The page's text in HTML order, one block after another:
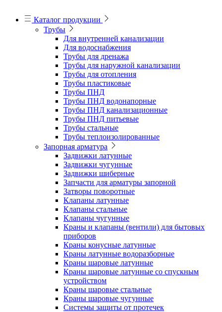
Каталог продукции
Трубы
Для внутренней канализации
Для водоснабжения
Трубы для дренажа
Трубы для наружной канализации
Трубы для отопления
Трубы пластиковые
Трубы ПНД
Трубы ПНД водонапорные
Трубы ПНД канализационные
Трубы ПНД питьевые
Трубы стальные
Трубы теплоизолированные
Запорная арматура
Задвижки латунные
Задвижки чугунные
Задвижки шиберные
Запчасти для арматуры запорной
Затворы поворотные
Клапаны латунные
Клапаны стальные
Клапаны чугунные
Краны и клапаны (вентили) для бытовых
приборов
Краны конусные латунные
Краны латунные водоразборные
Краны шаровые латунные
Краны шаровые латунные со спускным
устройством
Краны шаровые стальные
Краны шаровые чугунные
Системы защиты от протечек